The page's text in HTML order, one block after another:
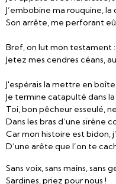
J’embobine ma rouquine,
Son arrête, me perforant
Bref, on lut mon testament
Jetez mes cendres céans,
J'espérais la mettre en
Je termine catapulté dans
Toi, bon pêcheur esseulé,
Dans les bras d’une sirène
Car mon histoire est bidon,
D’une arête que l’on te
Sans voix, sans mains, sans
Sardines, priez pour nous !